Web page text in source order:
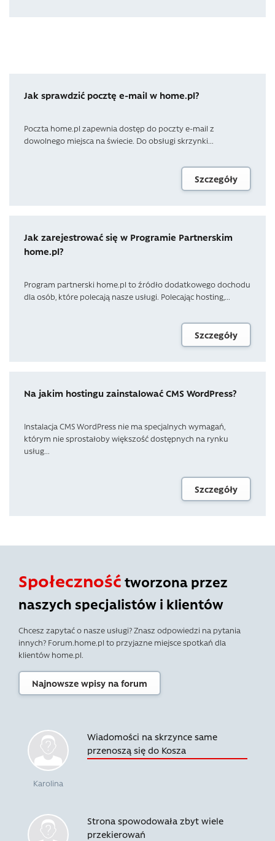
Jak sprawdzić pocztę e-mail w home.pl?
Poczta home.pl zapewnia dostęp do poczty e-mail z
dowolnego miejsca na świecie. Do obsługi skrzynki...
Szczegóły
Jak zarejestrować się w Programie Partnerskim
home.pl?
Program partnerski home.pl to źródło dodatkowego dochodu
dla osób, które polecają nasze usługi. Polecając hosting,...
Szczegóły
Na jakim hostingu zainstalować CMS WordPress?
Instalacja CMS WordPress nie ma specjalnych wymagań,
którym nie sprostałoby większość dostępnych na rynku
usług...
Szczegóły
Społeczność tworzona przez
naszych specjalistów i klientów
Chcesz zapytać o nasze usługi? Znasz odpowiedzi na pytania
innych? Forum.home.pl to przyjazne miejsce spotkań dla
klientów home.pl.
Najnowsze wpisy na forum
Karolina
Wiadomości na skrzynce same
przenoszą się do Kosza
Strona spowodowała zbyt wiele
przekierowań